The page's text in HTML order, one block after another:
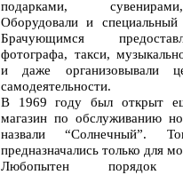
подарками,
Оборудовали и специальный
Брачующимся
фотографа, такси,
и даже организовывали
самодеятельности.
В 1969 году был открыт
магазин по обслуживанию
назвали “Солнечный”.
предназначались только для
Любопытен порядок